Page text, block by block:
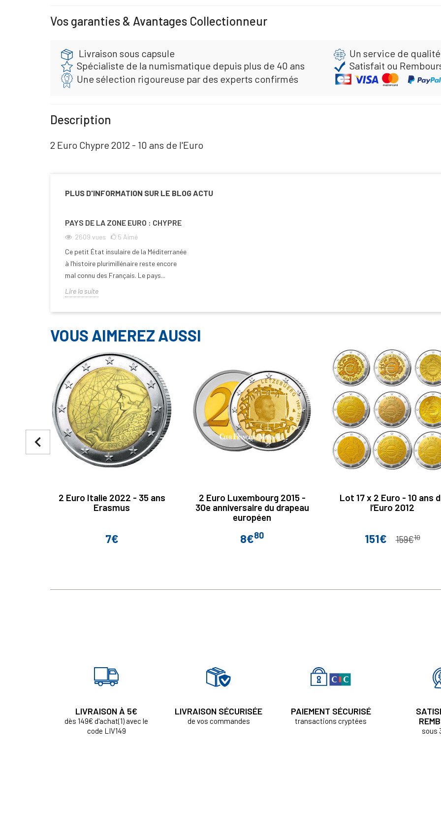
Vos garanties & Avantages Collectionneur
Livraison sous capsule
Un service de
Spécialiste de la numismatique depuis plus de 40 ans
Satisfait ou
Une sélection rigoureuse par des experts confirmés
Description
2 Euro Chypre 2012 - 10 ans de l'Euro
PLUS D'INFORMATION SUR LE BLOG ACTU
PAYS DE LA ZONE EURO : CHYPRE
2609 vues 5 Aimé
Ce petit État insulaire de la Méditerranée
à l’histoire plurimillénaire reste encore
mal connu des Français. Le pays...
Lire la suite
VOUS AIMEREZ AUSSI
2 Euro Italie 2022 - 35 ans
Erasmus
Prix
7€
2 Euro Luxembourg 2015 -
30e anniversaire du drapeau
européen
Prix
8€80
Lot 17 x 2 Euro - 10 ans
l’Euro 2012
Prix
151€ Prix de base
159€10
navigate_before
LIVRAISON À 5€
dès 149€ d'achat(1) avec le
code LIV149
LIVRAISON SÉCURISÉE
de vos commandes
PAIEMENT SÉCURISÉ
transactions cryptées
sous